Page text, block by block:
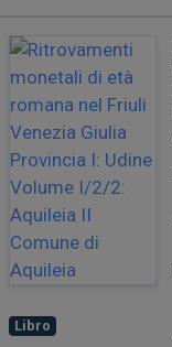
Libro